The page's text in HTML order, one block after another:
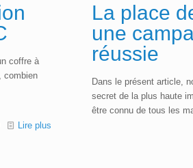
coffre à
combien
Lire plus
La place
une
réussie
Dans le présent article,
secret de la plus haute
être connu de tous les